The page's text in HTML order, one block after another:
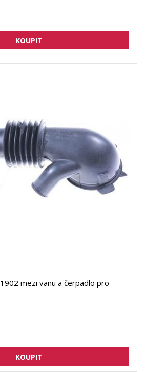
mezi vanu a čerpadlo pro